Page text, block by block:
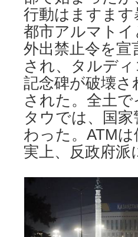
行動はますま
都市アルマト
外出禁止令を
され、タルデ
記念碑が破壊
された。全土
タウでは、国
わった。ATM
実上、反政府派